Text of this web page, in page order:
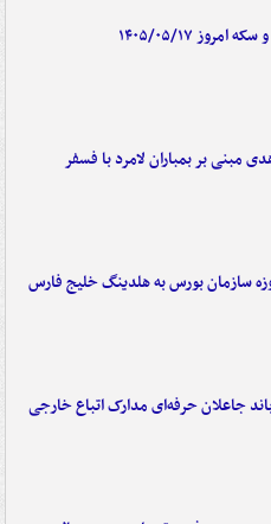
۱۴۰۵/۰۵/۱۷
مبنی بر بمباران لامرد با فسفر
جاعلان حرفه‌ای مدارک اتباع خارجی